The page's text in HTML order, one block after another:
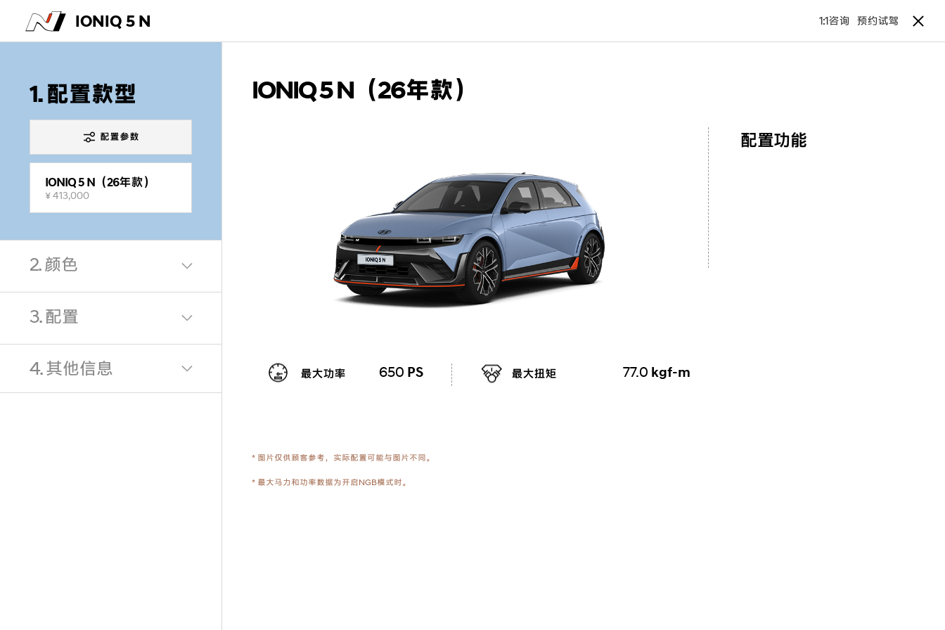
IONIQ 5 N 1:1咨询 预约试驾
1. 配置款型
配置参数
IONIQ 5 N（26年款）
¥ 413,000
2. 颜色
3. 配置
4. 其他信息
IONIQ 5 N（26年款）
最大功率 650 PS 最大扭矩 77.0 kgf-m
配置功能
* 图片仅供顾客参考，实际配置可能与图片不同。
* 最大马力和功率数据为开启NGB模式时。